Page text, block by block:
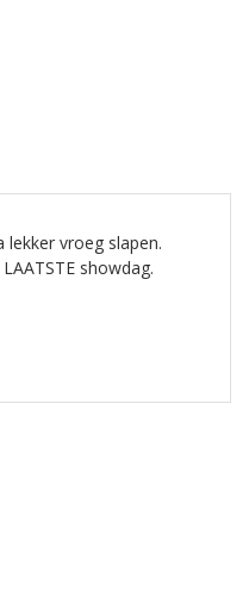
lekker vroeg slapen.
showdag.